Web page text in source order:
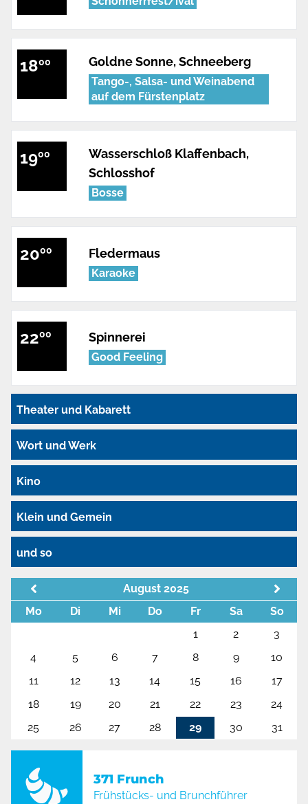
1800 Goldne Sonne, Schneeberg
Tango-, Salsa- und Weinabend
auf dem Fürstenplatz
1900
Wasserschloß Klaffenbach,
Schlosshof
Bosse
2000 Fledermaus
Karaoke
2200 Spinnerei
Good Feeling
Theater und Kabarett
Wort und Werk
Kino
Klein und Gemein
und so
August 2025
Mo
Di Mi Do Fr Sa
So
1
2
3
4
5 6 7 8 9
10
11
12 13 14 15 16
17
18
19 20 21 22 23
24
25
26 27 28 29 30 31
371 Frunch
Frühstücks- und Brunchführer